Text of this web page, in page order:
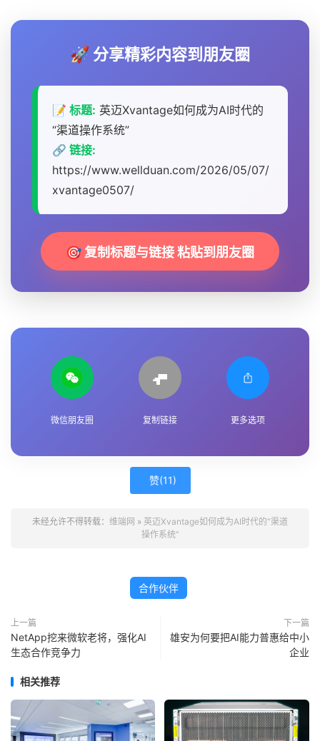
🚀 分享精彩内容到朋友圈
📝 标题: 英迈Xvantage如何成为AI时代的
“渠道操作系统”
🔗 链接:
https://www.wellduan.com/2026/05/07/
xvantage0507/
🎯 复制标题与链接 粘贴到朋友圈
微信朋友圈 复制链接 更多选项
赞(11)
未经允许不得转载： 维端网 » 英迈Xvantage如何成为AI时代的“渠道
操作系统”
合作伙伴
上一篇
NetApp挖来微软老将，强化AI
生态合作竞争力
下一篇
雄安为何要把AI能力普惠给中小
企业
相关推荐